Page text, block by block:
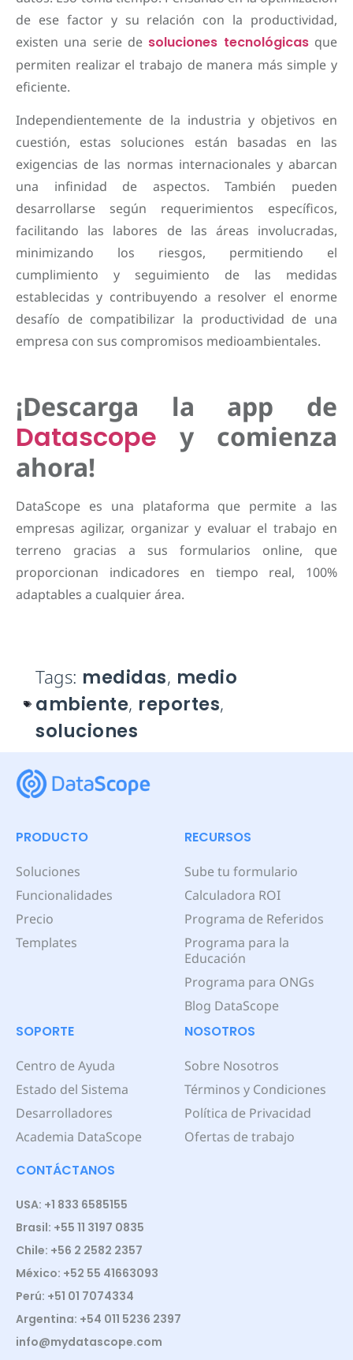
de ese factor y su relación con la productividad,
existen una serie de soluciones tecnológicasque
permiten realizar el trabajo de manera más simple y
eficiente.
Independientemente de la industria y objetivos en
cuestión, estas soluciones están basadas en las
exigencias de las normas internacionales y abarcan
una infinidad de aspectos. También pueden
desarrollarse según requerimientos específicos,
facilitando las labores de las áreas involucradas,
minimizando los riesgos, permitiendo el
cumplimiento y seguimiento de las medidas
establecidas y contribuyendo a resolver el enorme
desafío de compatibilizar la productividad de una
empresa con sus compromisos medioambientales.
¡Descarga la app de
Datascope y comienza
ahora!
DataScope es una plataforma que permite a las
empresas agilizar, organizar y evaluar el trabajo en
terreno gracias a sus formularios online, que
proporcionan indicadores en tiempo real, 100%
adaptables a cualquier área.
Tags: medidas, medio
ambiente, reportes,
soluciones
PRODUCTO
Soluciones
Funcionalidades
Precio
Templates
RECURSOS
Sube tu formulario
Calculadora ROI
Programa de Referidos
Programa para la
Educación
Programa para ONGs
Blog DataScope
SOPORTE
Centro de Ayuda
Estado del Sistema
Desarrolladores
Academia DataScope
NOSOTROS
Sobre Nosotros
Términos y Condiciones
Política de Privacidad
Ofertas de trabajo
CONTÁCTANOS
USA: +1 833 6585155
Brasil: +55 11 3197 0835
Chile: +56 2 2582 2357
México: +52 55 41663093
Perú: +51 01 7074334
Argentina: +54 011 5236 2397
info@mydatascope.com